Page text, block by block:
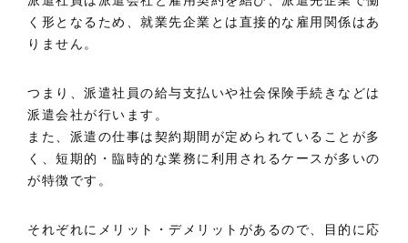
く形となるため、就業先企業とは直接的な雇用関係はあ
りません。
つまり、派遣社員の給与支払いや社会保険手続きなどは
派遣会社が行います。
また、派遣の仕事は契約期間が定められていることが多
く、短期的・臨時的な業務に利用されるケースが多いの
が特徴です。
それぞれにメリット・デメリットがあるので、目的に応